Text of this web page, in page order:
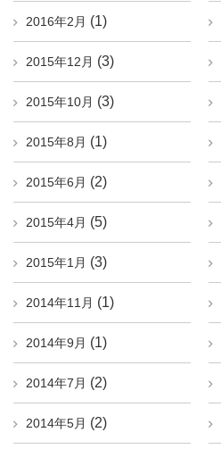
2016年2月 (1)
2015年12月 (3)
2015年10月 (3)
2015年8月 (1)
2015年6月 (2)
2015年4月 (5)
2015年1月 (3)
2014年11月 (1)
2014年9月 (1)
2014年7月 (2)
2014年5月 (2)